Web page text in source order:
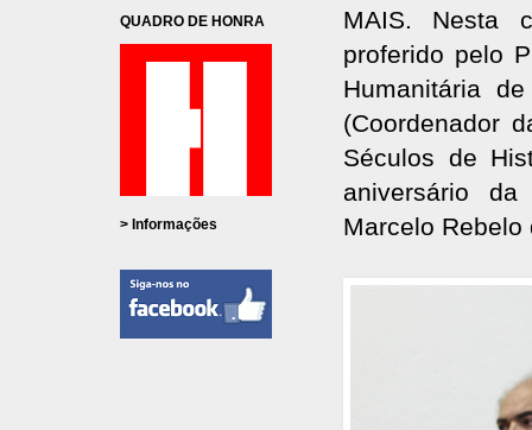
MAIS. Nesta
proferido pelo
Humanitária
(Coordenador
Séculos de
aniversário
Marcelo Rebelo
QUADRO DE HONRA
> Informações